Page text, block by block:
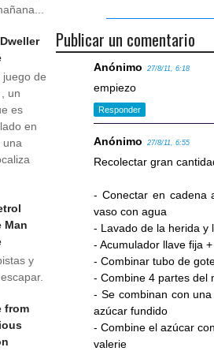
Publicar un comentario
Anónimo 27/8/11, 6:18
empiezo
Responder
Anónimo 27/8/11, 6:55
Recolectar gran
- Conectar en cadena
vaso con agua
- Lavado de la herida y
- Acumulador llave fija
- Combinar tubo de
- Combine 4 partes del
- Se combinan con
azúcar fundido
- Combine el azúcar
valerie
juego de
un
es
en
una
Man
y
from